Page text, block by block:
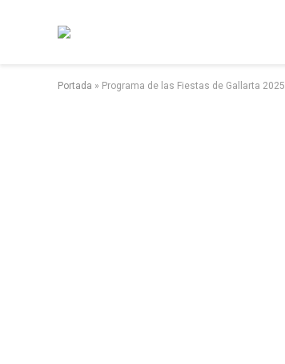
Portada » Programa de las Fiestas de Gallarta 2025